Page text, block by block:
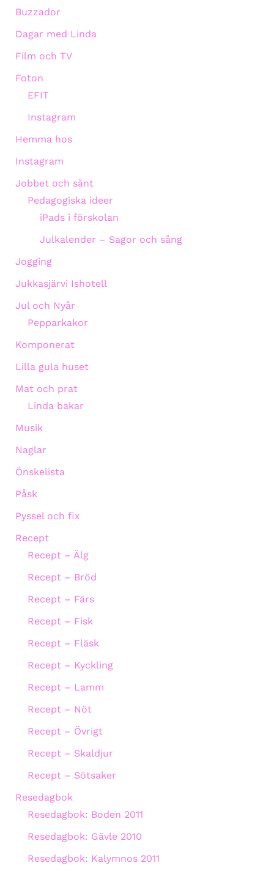
Buzzador
Dagar med Linda
Film och TV
Foton
EFIT
Instagram
Hemma hos
Instagram
Jobbet och sånt
Pedagogiska ideer
iPads i förskolan
Julkalender – Sagor och sång
Jogging
Jukkasjärvi Ishotell
Jul och Nyår
Pepparkakor
Komponerat
Lilla gula huset
Mat och prat
Linda bakar
Musik
Naglar
Önskelista
Påsk
Pyssel och fix
Recept
Recept – Älg
Recept – Bröd
Recept – Färs
Recept – Fisk
Recept – Fläsk
Recept – Kyckling
Recept – Lamm
Recept – Nöt
Recept – Övrigt
Recept – Skaldjur
Recept – Sötsaker
Resedagbok
Resedagbok: Boden 2011
Resedagbok: Gävle 2010
Resedagbok: Kalymnos 2011